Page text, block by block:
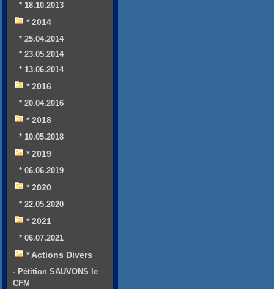
* 18.10.2013
* 2014
* 25.04.2014
* 23.05.2014
* 13.06.2014
* 2016
* 20.04.2016
* 2018
* 10.05.2018
* 2019
* 06.06.2019
* 2020
* 22.05.2020
* 2021
* 06.07.2021
* Actions Divers
- Pétition SAUVONS le
CFM